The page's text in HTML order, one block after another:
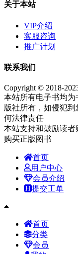
关于本站
VIP介绍
客服咨询
推广计划
联系我们
Copyright © 2018-
本站所有电子书均
版社所有，如侵犯
何法律责任
本站支持和鼓励读
购买正版图书
首页
用户中心
会员介绍
提交工单
首页
分类
会员